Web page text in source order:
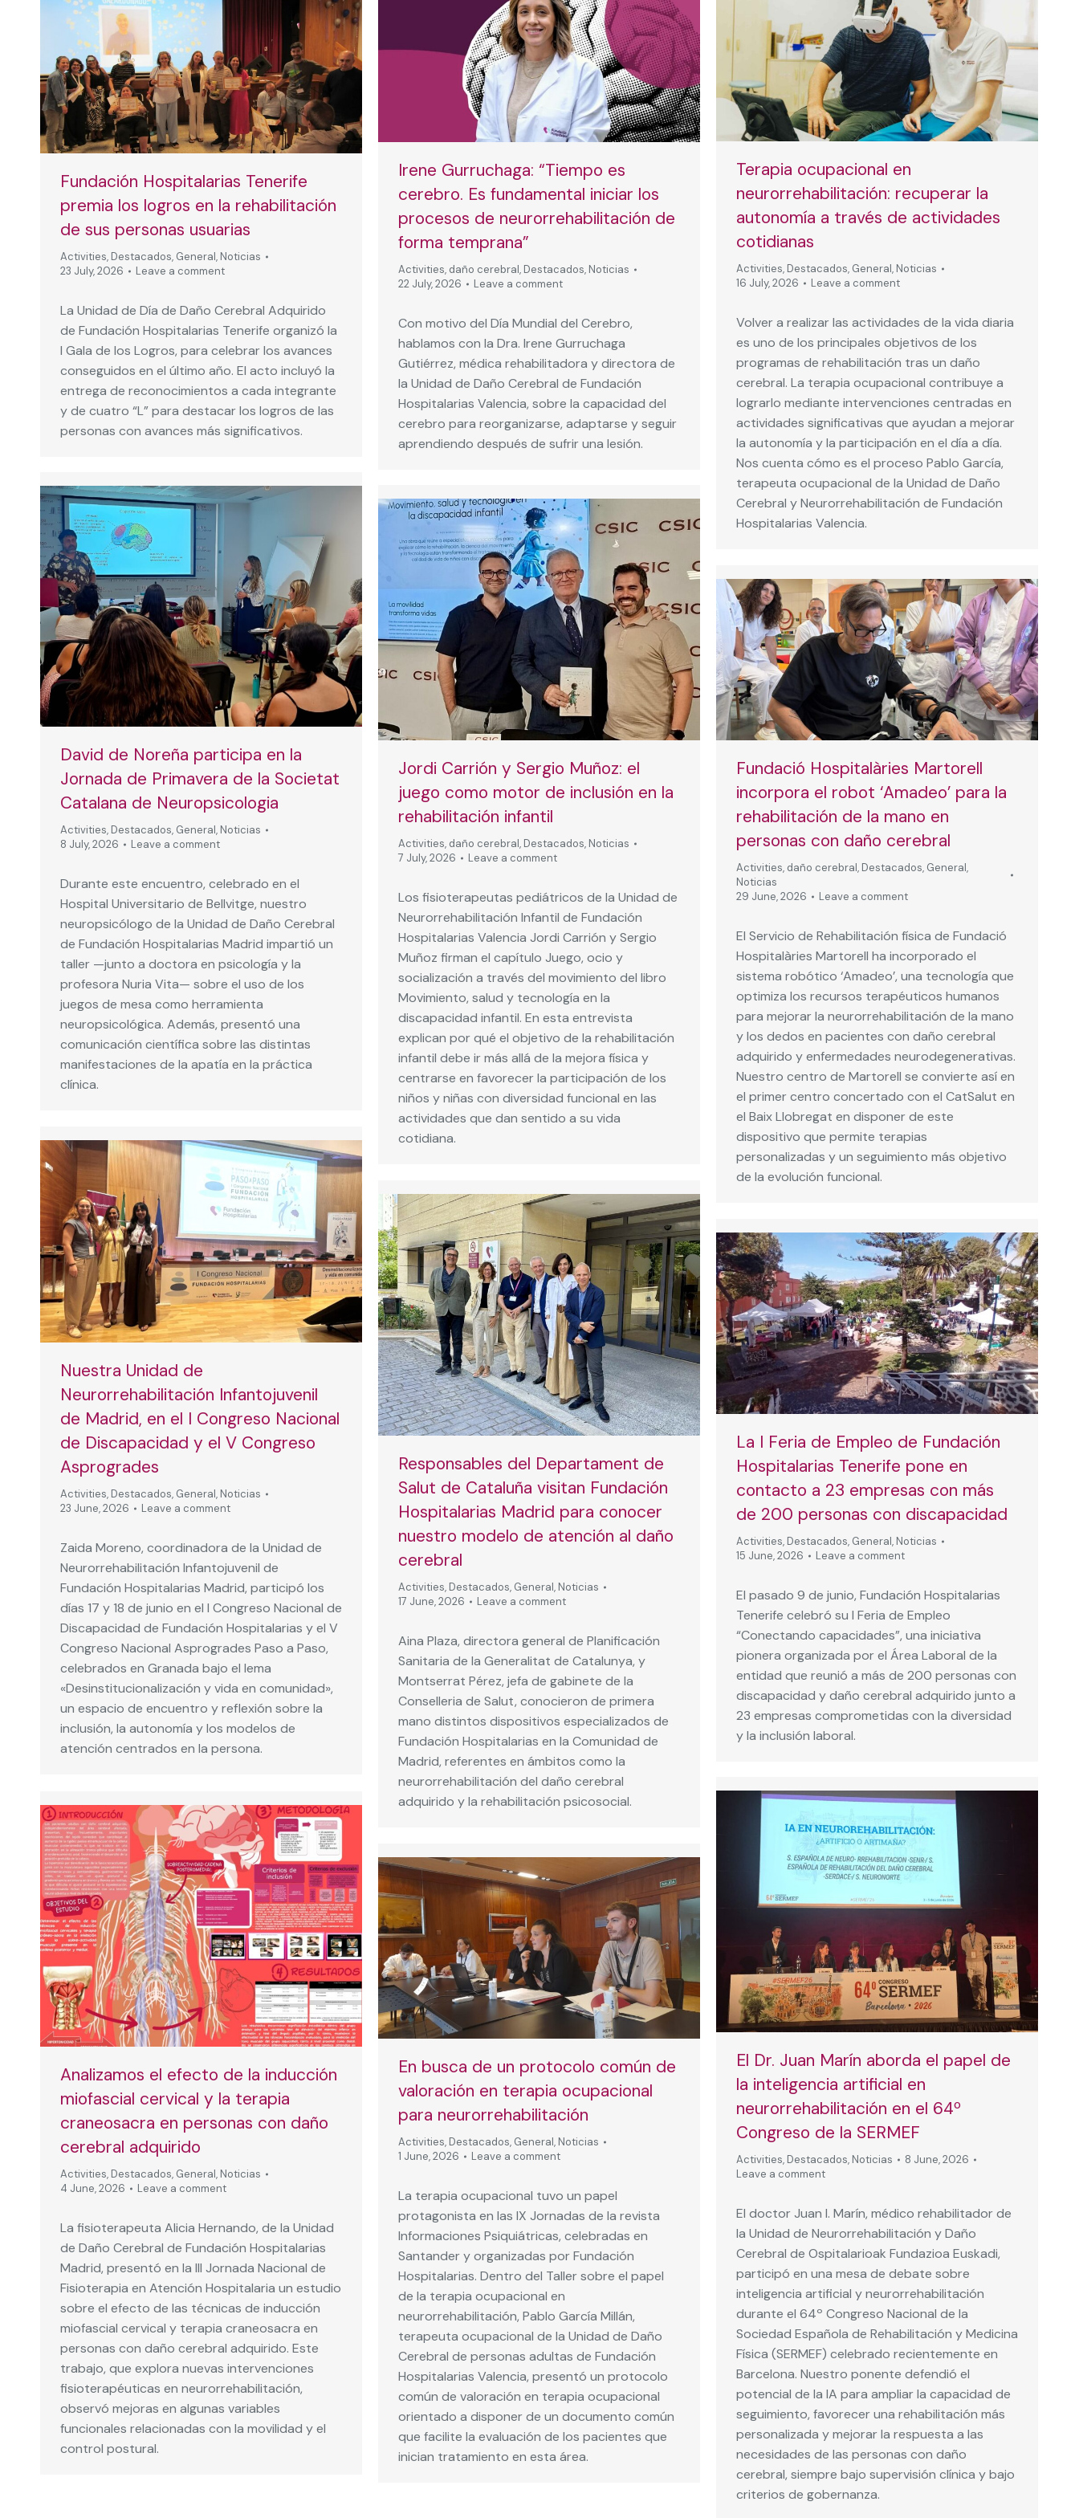
Fundación Hospitalarias Tenerife
premia los logros en la rehabilitación
de sus personas usuarias
Activities, Destacados, General, Noticias
23 July, 2026
Leave a comment
La Unidad de Día de Daño Cerebral Adquirido
de Fundación Hospitalarias Tenerife organizó la
I Gala de los Logros, para celebrar los avances
conseguidos en el último año. El acto incluyó la
entrega de reconocimientos a cada integrante
y de cuatro “L” para destacar los logros de las
personas con avances más significativos.
Irene Gurruchaga: “Tiempo es
cerebro. Es fundamental iniciar los
procesos de neurorrehabilitación de
forma temprana”
Activities, daño cerebral, Destacados, Noticias
22 July, 2026
Leave a comment
Con motivo del Día Mundial del Cerebro,
hablamos con la Dra. Irene Gurruchaga
Gutiérrez, médica rehabilitadora y directora de
la Unidad de Daño Cerebral de Fundación
Hospitalarias Valencia, sobre la capacidad del
cerebro para reorganizarse, adaptarse y seguir
aprendiendo después de sufrir una lesión.
Terapia ocupacional en
neurorrehabilitación: recuperar la
autonomía a través de actividades
cotidianas
Activities, Destacados, General, Noticias
16 July, 2026
Leave a comment
Volver a realizar las actividades de la vida diaria
es uno de los principales objetivos de los
programas de rehabilitación tras un daño
cerebral. La terapia ocupacional contribuye a
lograrlo mediante intervenciones centradas en
actividades significativas que ayudan a mejorar
la autonomía y la participación en el día a día.
Nos cuenta cómo es el proceso Pablo García,
terapeuta ocupacional de la Unidad de Daño
Cerebral y Neurorrehabilitación de Fundación
Hospitalarias Valencia.
David de Noreña participa en la
Jornada de Primavera de la Societat
Catalana de Neuropsicologia
Activities, Destacados, General, Noticias
8 July, 2026
Leave a comment
Durante este encuentro, celebrado en el
Hospital Universitario de Bellvitge, nuestro
neuropsicólogo de la Unidad de Daño Cerebral
de Fundación Hospitalarias Madrid impartió un
taller —junto a doctora en psicología y la
profesora Nuria Vita— sobre el uso de los
juegos de mesa como herramienta
neuropsicológica. Además, presentó una
comunicación científica sobre las distintas
manifestaciones de la apatía en la práctica
clínica.
Jordi Carrión y Sergio Muñoz: el
juego como motor de inclusión en la
rehabilitación infantil
Activities, daño cerebral, Destacados, Noticias
7 July, 2026
Leave a comment
Los fisioterapeutas pediátricos de la Unidad de
Neurorrehabilitación Infantil de Fundación
Hospitalarias Valencia Jordi Carrión y Sergio
Muñoz firman el capítulo Juego, ocio y
socialización a través del movimiento del libro
Movimiento, salud y tecnología en la
discapacidad infantil. En esta entrevista
explican por qué el objetivo de la rehabilitación
infantil debe ir más allá de la mejora física y
centrarse en favorecer la participación de los
niños y niñas con diversidad funcional en las
actividades que dan sentido a su vida
cotidiana.
Fundació Hospitalàries Martorell
incorpora el robot ‘Amadeo’ para la
rehabilitación de la mano en
personas con daño cerebral
Activities, daño cerebral, Destacados, General,
Noticias
29 June, 2026
Leave a comment
El Servicio de Rehabilitación física de Fundació
Hospitalàries Martorell ha incorporado el
sistema robótico ‘Amadeo’, una tecnología que
optimiza los recursos terapéuticos humanos
para mejorar la neurorrehabilitación de la mano
y los dedos en pacientes con daño cerebral
adquirido y enfermedades neurodegenerativas.
Nuestro centro de Martorell se convierte así en
el primer centro concertado con el CatSalut en
el Baix Llobregat en disponer de este
dispositivo que permite terapias
personalizadas y un seguimiento más objetivo
de la evolución funcional.
Nuestra Unidad de
Neurorrehabilitación Infantojuvenil
de Madrid, en el I Congreso Nacional
de Discapacidad y el V Congreso
Asprogrades
Activities, Destacados, General, Noticias
23 June, 2026
Leave a comment
Zaida Moreno, coordinadora de la Unidad de
Neurorrehabilitación Infantojuvenil de
Fundación Hospitalarias Madrid, participó los
días 17 y 18 de junio en el I Congreso Nacional de
Discapacidad de Fundación Hospitalarias y el V
Congreso Nacional Asprogrades Paso a Paso,
celebrados en Granada bajo el lema
«Desinstitucionalización y vida en comunidad»,
un espacio de encuentro y reflexión sobre la
inclusión, la autonomía y los modelos de
atención centrados en la persona.
Responsables del Departament de
Salut de Cataluña visitan Fundación
Hospitalarias Madrid para conocer
nuestro modelo de atención al daño
cerebral
Activities, Destacados, General, Noticias
17 June, 2026
Leave a comment
Aina Plaza, directora general de Planificación
Sanitaria de la Generalitat de Catalunya, y
Montserrat Pérez, jefa de gabinete de la
Conselleria de Salut, conocieron de primera
mano distintos dispositivos especializados de
Fundación Hospitalarias en la Comunidad de
Madrid, referentes en ámbitos como la
neurorrehabilitación del daño cerebral
adquirido y la rehabilitación psicosocial.
La I Feria de Empleo de Fundación
Hospitalarias Tenerife pone en
contacto a 23 empresas con más
de 200 personas con discapacidad
Activities, Destacados, General, Noticias
15 June, 2026
Leave a comment
El pasado 9 de junio, Fundación Hospitalarias
Tenerife celebró su I Feria de Empleo
“Conectando capacidades”, una iniciativa
pionera organizada por el Área Laboral de la
entidad que reunió a más de 200 personas con
discapacidad y daño cerebral adquirido junto a
23 empresas comprometidas con la diversidad
y la inclusión laboral.
El Dr. Juan Marín aborda el papel de
la inteligencia artificial en
neurorrehabilitación en el 64º
Congreso de la SERMEF
Activities, Destacados, Noticias
8 June, 2026
Leave a comment
El doctor Juan I. Marín, médico rehabilitador de
la Unidad de Neurorrehabilitación y Daño
Cerebral de Ospitalarioak Fundazioa Euskadi,
participó en una mesa de debate sobre
inteligencia artificial y neurorrehabilitación
durante el 64º Congreso Nacional de la
Sociedad Española de Rehabilitación y Medicina
Física (SERMEF) celebrado recientemente en
Barcelona. Nuestro ponente defendió el
potencial de la IA para ampliar la capacidad de
seguimiento, favorecer una rehabilitación más
personalizada y mejorar la respuesta a las
necesidades de las personas con daño
cerebral, siempre bajo supervisión clínica y bajo
criterios de gobernanza.
Analizamos el efecto de la inducción
miofascial cervical y la terapia
craneosacra en personas con daño
cerebral adquirido
Activities, Destacados, General, Noticias
4 June, 2026
Leave a comment
La fisioterapeuta Alicia Hernando, de la Unidad
de Daño Cerebral de Fundación Hospitalarias
Madrid, presentó en la III Jornada Nacional de
Fisioterapia en Atención Hospitalaria un estudio
sobre el efecto de las técnicas de inducción
miofascial cervical y terapia craneosacra en
personas con daño cerebral adquirido. Este
trabajo, que explora nuevas intervenciones
fisioterapéuticas en neurorrehabilitación,
observó mejoras en algunas variables
funcionales relacionadas con la movilidad y el
control postural.
En busca de un protocolo común de
valoración en terapia ocupacional
para neurorrehabilitación
Activities, Destacados, General, Noticias
1 June, 2026
Leave a comment
La terapia ocupacional tuvo un papel
protagonista en las IX Jornadas de la revista
Informaciones Psiquiátricas, celebradas en
Santander y organizadas por Fundación
Hospitalarias. Dentro del Taller sobre el papel
de la terapia ocupacional en
neurorrehabilitación, Pablo García Millán,
terapeuta ocupacional de la Unidad de Daño
Cerebral de personas adultas de Fundación
Hospitalarias Valencia, presentó un protocolo
común de valoración en terapia ocupacional
orientado a disponer de un documento común
que facilite la evaluación de los pacientes que
inician tratamiento en esta área.